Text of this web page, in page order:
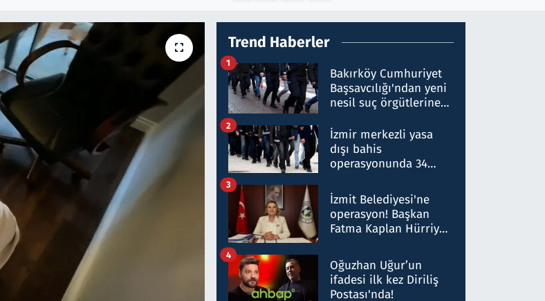
Trend Haberler
Bakırköy Cumhuriyet
Başsavcılığı'ndan yeni
nesil suç örgütlerine
hakkında gözaltı kararı
1
İzmir merkezli yasa
dışı bahis
operasyonunda 34
Milyar liralık para
trafiği tespit edildi
2
İzmit Belediyesi'ne
operasyon! Başkan
Fatma Kaplan Hürriyet
3
Oğuzhan Uğur’un
ifadesi ilk kez Diriliş
Postası'nda!
4